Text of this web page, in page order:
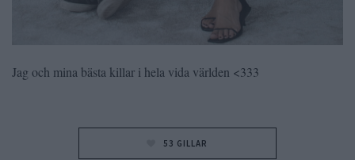
Jag och mina bästa killar i hela vida världen <333
53 GILLAR